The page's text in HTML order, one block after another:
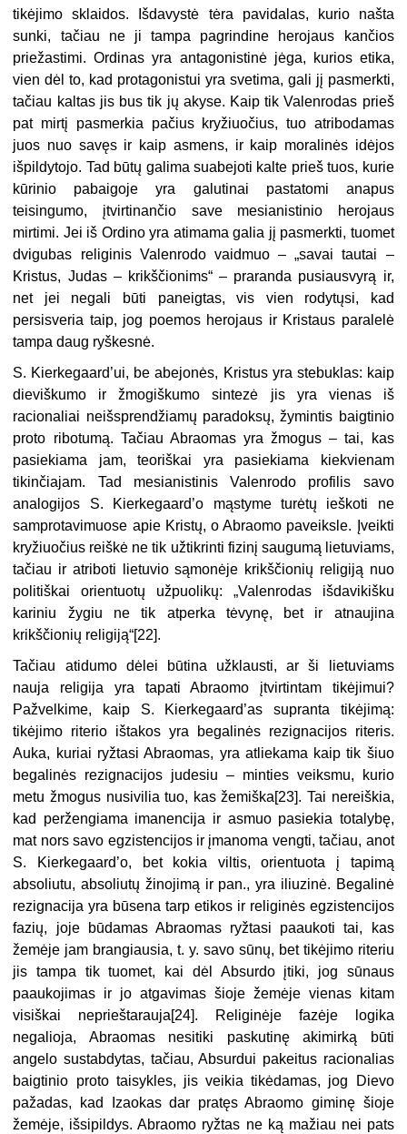
tikėjimo sklaidos. Išdavystė tėra pavidalas, kurio našta
sunki, tačiau ne ji tampa pagrindine herojaus kančios
priežastimi. Ordinas yra antagonistinė jėga, kurios etika,
vien dėl to, kad protagonistui yra svetima, gali jį pasmerkti,
tačiau kaltas jis bus tik jų akyse. Kaip tik Valenrodas prieš
pat mirtį pasmerkia pačius kryžiuočius, tuo atribodamas
juos nuo savęs ir kaip asmens, ir kaip moralinės idėjos
išpildytojo. Tad būtų galima suabejoti kalte prieš tuos, kurie
kūrinio pabaigoje yra galutinai pastatomi anapus
teisingumo, įtvirtinančio save mesianistinio herojaus
mirtimi. Jei iš Ordino yra atimama galia jį pasmerkti, tuomet
dvigubas religinis Valenrodo vaidmuo – „savai tautai –
Kristus, Judas – krikščionims“ – praranda pusiau­svyrą ir,
net jei negali būti paneigtas, vis vien rodytųsi, kad
persisveria taip, jog poemos herojaus ir Kristaus paralelė
tampa daug ryškesnė.
S. Kierkegaard’ui, be abejonės, Kristus yra stebuklas: kaip
dieviškumo ir žmo­giškumo sintezė jis yra vienas iš
racionaliai neišsprendžiamų paradoksų, žymintis baigtinio
proto ribotumą. Tačiau Abraomas yra žmogus – tai, kas
pasiekiama jam, teoriškai yra pasiekiama kiekvienam
tikinčiajam. Tad mesianistinis Valenrodo profilis savo
analogijos S. Kierkegaard’o mąstyme turėtų ieškoti ne
samprotavimuose apie Kristų, o Abraomo paveiksle. Įveikti
kryžiuočius reiškė ne tik užtikrinti fizinį saugumą lietuviams,
tačiau ir atriboti lietuvio sąmonėje krikščionių religiją nuo
politiškai orientuotų užpuolikų: „Valenrodas išdavikišku
kariniu žygiu ne tik atperka tėvynę, bet ir atnaujina
krikščionių religiją“[22].
Tačiau atidumo dėlei būtina užklausti, ar ši lietuviams
nauja religija yra tapati Abraomo įtvirtintam tikėjimui?
Pažvelkime, kaip S. Kierkegaard’as supranta tikėjimą:
tikėjimo riterio ištakos yra begalinės rezignacijos riteris.
Auka, kuriai ryžtasi Abraomas, yra atliekama kaip tik šiuo
begalinės rezignacijos judesiu – minties veiksmu, kurio
metu žmogus nusivilia tuo, kas žemiška[23]. Tai nereiškia,
kad peržengiama imanencija ir asmuo pasiekia totalybę,
mat nors savo egzistencijos ir įmanoma vengti, tačiau, anot
S. Kierkegaard’o, bet kokia viltis, orientuota į tapimą
absoliutu, absoliutų žinojimą ir pan., yra iliuzinė. Begalinė
rezignacija yra būsena tarp etikos ir religinės egzistencijos
fazių, joje būdamas Abraomas ryžtasi paaukoti tai, kas
žemėje jam brangiausia, t. y. savo sūnų, bet tikėjimo riteriu
jis tampa tik tuomet, kai dėl Absurdo įtiki, jog sūnaus
paaukojimas ir jo atgavimas šioje žemėje vienas kitam
visiškai neprieštarauja[24]. Religinėje fazėje logika
negalioja, Abraomas nesitiki paskutinę akimirką būti
angelo sustabdytas, tačiau, Absurdui pakeitus racionalias
baigtinio proto taisykles, jis veikia tikėdamas, jog Dievo
pažadas, kad Izaokas dar pratęs Abraomo giminę šioje
žemėje, išsipildys. Abraomo ryžtas ne ką mažiau nei pats